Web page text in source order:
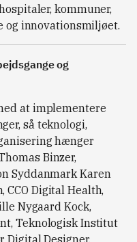
kommuner,
og innovationsmiljøet.
og
at implementere
så teknologi,
hænger
Binzer,
Syddanmark Karen
CCO Digital Health,
Nygaard Kock,
Teknologisk Institut
Digital Designer,